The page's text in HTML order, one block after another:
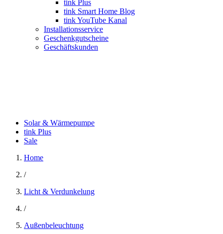
tink Plus
tink Smart Home Blog
tink YouTube Kanal
Installationsservice
Geschenkgutscheine
Geschäftskunden
Solar & Wärmepumpe
tink Plus
Sale
Home
/
Licht & Verdunkelung
/
Außenbeleuchtung